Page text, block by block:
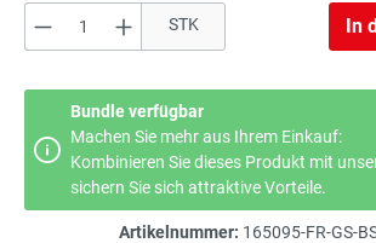
Produkt Anzahl: Gib den
STK In
Bundle verfügbar
Machen Sie mehr aus Ihrem Einkauf:
Kombinieren Sie dieses Produkt mit
sichern Sie sich attraktive Vorteile.
Artikelnummer: 165095-FR-GS-